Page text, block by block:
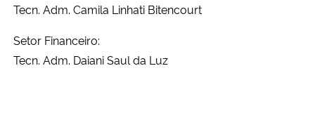
Tecn. Adm. Camila Linhati Bitencourt
Setor Financeiro:
Tecn. Adm. Daiani Saul da Luz